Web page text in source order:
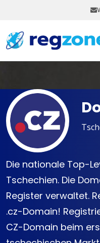
Die nationale Top-
Tschechien. Die
Register verwaltet.
.cz-Domain!
CZ-Domain beim